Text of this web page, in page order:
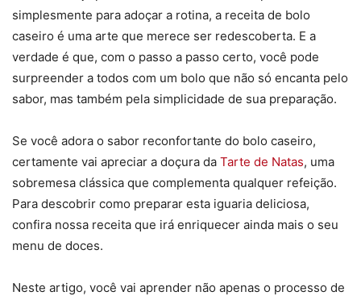
simplesmente para adoçar a rotina, a receita de bolo
caseiro é uma arte que merece ser redescoberta. E a
verdade é que, com o passo a passo certo, você pode
surpreender a todos com um bolo que não só encanta pelo
sabor, mas também pela simplicidade de sua preparação.
Se você adora o sabor reconfortante do bolo caseiro,
certamente vai apreciar a doçura da Tarte de Natas, uma
sobremesa clássica que complementa qualquer refeição.
Para descobrir como preparar esta iguaria deliciosa,
confira nossa receita que irá enriquecer ainda mais o seu
menu de doces.
Neste artigo, você vai aprender não apenas o processo de